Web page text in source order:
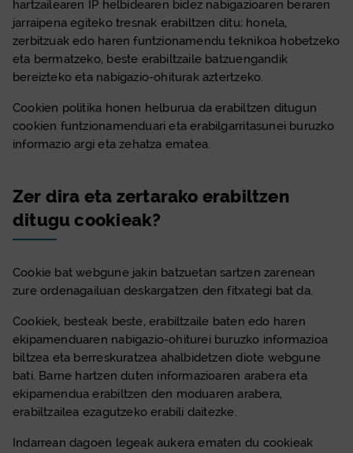
hartzailearen IP helbidearen bidez nabigazioaren beraren
jarraipena egiteko tresnak erabiltzen ditu; honela,
zerbitzuak edo haren funtzionamendu teknikoa hobetzeko
eta bermatzeko, beste erabiltzaile batzuengandik
bereizteko eta nabigazio-ohiturak aztertzeko.
Cookien politika honen helburua da erabiltzen ditugun
cookien funtzionamenduari eta erabilgarritasunei buruzko
informazio argi eta zehatza ematea.
Zer dira eta zertarako erabiltzen
ditugucookieak?
Cookie bat webgune jakin batzuetan sartzen zarenean
zure ordenagailuan deskargatzen den fitxategi bat da.
Cookiek, besteak beste, erabiltzaile baten edo haren
ekipamenduaren nabigazio-ohiturei buruzko informazioa
biltzea eta berreskuratzea ahalbidetzen diote webgune
bati. Barne hartzen duten informazioaren arabera eta
ekipamendua erabiltzen den moduaren arabera,
erabiltzailea ezagutzeko erabili daitezke.
Indarrean dagoen legeak aukera ematen du cookieak